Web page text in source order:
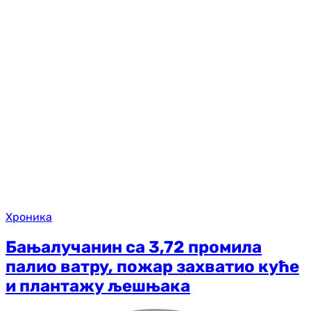
Хроника
Бањалучанин са 3,72 промила
палио ватру, пожар захватио куће
и плантажу љешњака